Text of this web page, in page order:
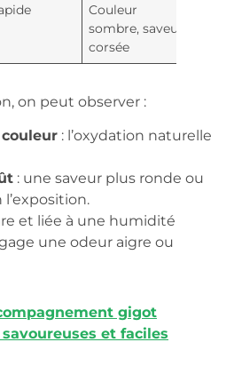
Couleur
sombre, saveur
corsée
on peut observer :
: l’oxydation naturelle
: une saveur plus ronde ou
et liée à une humidité
une odeur aigre ou
gigot
savoureuses et faciles